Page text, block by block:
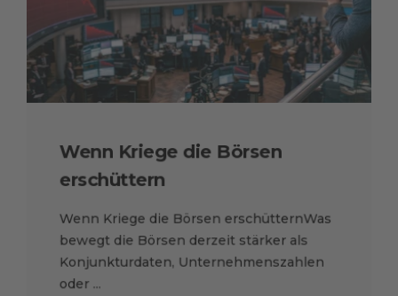
Wenn Kriege die Börsen
erschüttern
Wenn Kriege die Börsen erschütternWas
bewegt die Börsen derzeit stärker als
Konjunkturdaten, Unternehmenszahlen
oder ...